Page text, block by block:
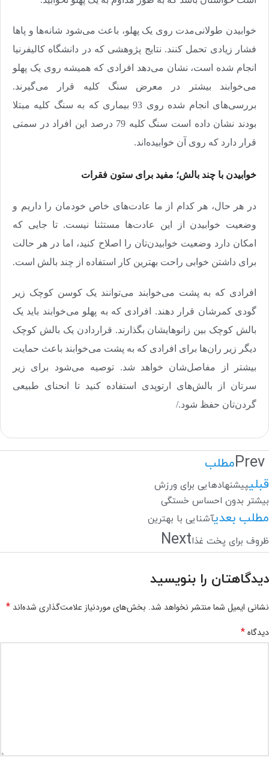
خوابیدن طولانی‌مدت روی یک پهلو، باعث می‌شود شانه‌ها و پاها
فشار زیادی تحمل کنند. نتایج پژوهشی که در دانشگاه کالیفرنیا
انجام شده است، نشان می‌دهد افرادی که همیشه روی یک پهلو
می‌خوابند بیشتر در معرض سنگ کلیه قرار می‌گیرند.
بررسی‌های انجام‌ شده روی 93 بیماری که به سنگ کلیه مبتلا
بودند نشان داده است سنگ کلیه 79 درصد این افراد در سمتی
قرار دارد که روی آن خوابیده‌اند.
خوابیدن با چند بالش؛ ‌مفید برای ستون فقرات
در هر حال، هر کدام از ما عادت‌های خاص خودمان را داریم و
وضعیت خوابیدن از این عادت‌ها مستثنا نیست. تا جایی که
امکان دارد وضعیت خوابیدن‌تان را اصلاح کنید، اما در هر حالت
برای داشتن خوابی راحت بهترین کار استفاده از چند بالش است.
افرادی که به پشت می‌خوابند می‌توانند یک کوسن کوچک زیر
گودی کمرشان قرار دهند. افرادی که به پهلو می‌خوابند باید یک
بالش کوچک بین زانوهایشان بگذارند. قراردادن یک بالش کوچک
دیگر زیر ران‌ها برای افرادی که به پشت می‌خوابند باعث حمایت
بیشتر از مفاصل‌شان خواهد شد. توصیه می‌شود برای زیر
سرتان از بالش‌های ارتوپدی استفاده کنید تا انحنای طبیعی
گردن‌تان حفظ شود./
Prevمطلب
قبلیپیشنهادهایی برای ورزش
بیشتر بدون احساس خستگی
مطلب بعدیآشنایی با بهترین
ظروف برای پخت غذاNext
دیدگاهتان را بنویسید
نشانی ایمیل شما منتشر نخواهد شد. بخش‌های موردنیاز علامت‌گذاری شده‌اند *
دیدگاه*